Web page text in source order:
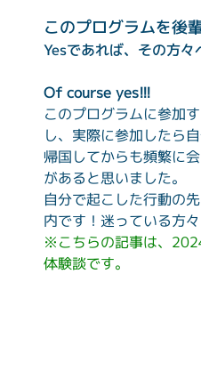
このプログラムを後
Yesであれば、その方々
Of course yes!!!
このプログラムに参加
し、実際に参加したら
帰国してからも頻繁に
があると思いました。
自分で起こした行動の
内です！迷っている方
※こちらの記事は、
体験談です。